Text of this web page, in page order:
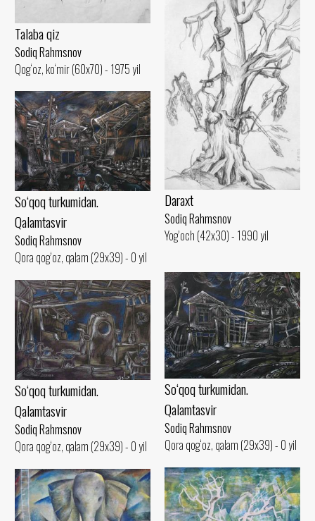
Talaba qiz
Sodiq Rahmsnov
Qog‘oz, ko‘mir (60x70) - 1975 yil
Daraxt
Sodiq Rahmsnov
Yog‘och (42x30) - 1990 yil
So‘qoq turkumidan.
Qalamtasvir
Sodiq Rahmsnov
Qora qog‘oz, qalam (29x39) - 0 yil
So‘qoq turkumidan.
Qalamtasvir
Sodiq Rahmsnov
Qora qog‘oz, qalam (29x39) - 0 yil
So‘qoq turkumidan.
Qalamtasvir
Sodiq Rahmsnov
Qora qog‘oz, qalam (29x39) - 0 yil